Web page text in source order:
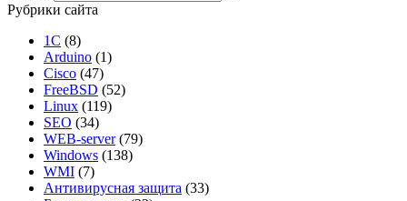
Рубрики сайта
1С (8)
Arduino (1)
Cisco (47)
FreeBSD (52)
Linux (119)
SEO (34)
WEB-server(79)
Windows (138)
WMI (7)
Антивирусная защита (33)